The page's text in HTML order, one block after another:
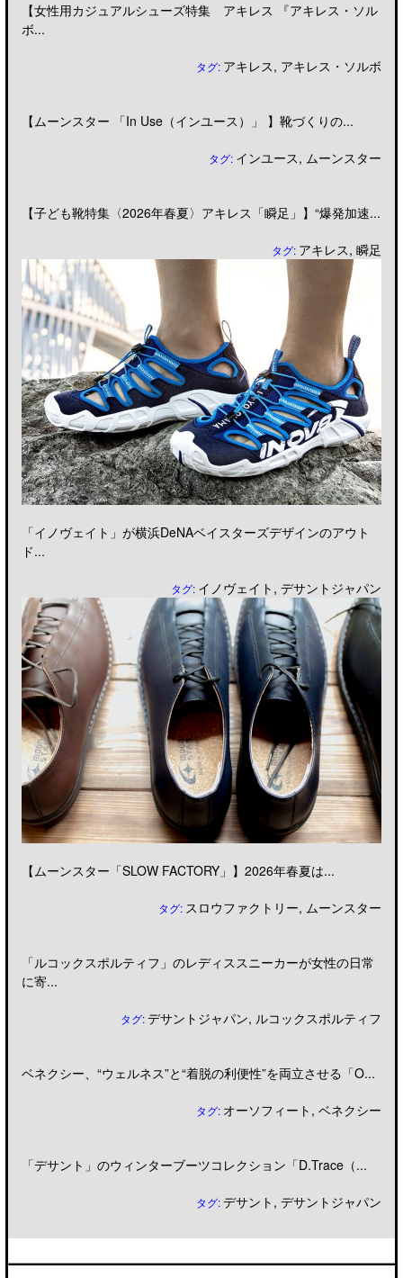
【女性用カジュアルシューズ特集 アキレス 『アキレス・ソル
ボ...
タグ: アキレス, アキレス・ソルボ
【ムーンスター 「In Use（インユース）」 】靴づくりの...
タグ: インユース, ムーンスター
【子ども靴特集〈2026年春夏〉アキレス「瞬足」】“爆発加速...
タグ: アキレス,瞬足
「イノヴェイト」が横浜DeNAベイスターズデザインのアウト
ド...
タグ: イノヴェイト ,デサントジャパン
【ムーンスター「SLOW FACTORY」】2026年春夏は...
タグ: スロウファクトリー, ムーンスター
「ルコックスポルティフ」のレディススニーカーが女性の日常
に寄...
タグ:デサントジャパン, ルコックスポルティフ
ベネクシー、“ウェルネス”と“着脱の利便性”を両立させる「O...
タグ: オーソフィート ,ベネクシー
「デサント」のウィンターブーツコレクション「D.Trace（...
タグ:デサント ,デサントジャパン